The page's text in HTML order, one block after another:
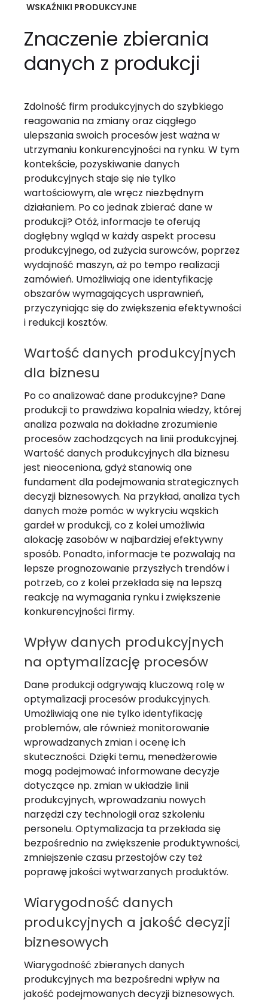
WSKAŹNIKI PRODUKCYJNE
Znaczenie zbierania
danych z produkcji
Zdolność firm produkcyjnych do szybkiego
reagowania na zmiany oraz ciągłego
ulepszania swoich procesów jest ważna w
utrzymaniu konkurencyjności na rynku. W tym
kontekście, pozyskiwanie danych
produkcyjnych staje się nie tylko
wartościowym, ale wręcz niezbędnym
działaniem. Po co jednak zbierać dane w
produkcji? Otóż, informacje te oferują
dogłębny wgląd w każdy aspekt procesu
produkcyjnego, od zużycia surowców, poprzez
wydajność maszyn, aż po tempo realizacji
zamówień. Umożliwiają one identyfikację
obszarów wymagających usprawnień,
przyczyniając się do zwiększenia efektywności
i redukcji kosztów.
Wartość danych produkcyjnych
dla biznesu
Po co analizować dane produkcyjne? Dane
produkcji to prawdziwa kopalnia wiedzy, której
analiza pozwala na dokładne zrozumienie
procesów zachodzących na linii produkcyjnej.
Wartość danych produkcyjnych dla biznesu
jest nieoceniona, gdyż stanowią one
fundament dla podejmowania strategicznych
decyzji biznesowych. Na przykład, analiza tych
danych może pomóc w wykryciu wąskich
gardeł w produkcji, co z kolei umożliwia
alokację zasobów w najbardziej efektywny
sposób. Ponadto, informacje te pozwalają na
lepsze prognozowanie przyszłych trendów i
potrzeb, co z kolei przekłada się na lepszą
reakcję na wymagania rynku i zwiększenie
konkurencyjności firmy.
Wpływ danych produkcyjnych
na optymalizację procesów
Dane produkcji odgrywają kluczową rolę w
optymalizacji procesów produkcyjnych.
Umożliwiają one nie tylko identyfikację
problemów, ale również monitorowanie
wprowadzanych zmian i ocenę ich
skuteczności. Dzięki temu, menedżerowie
mogą podejmować informowane decyzje
dotyczące np. zmian w układzie linii
produkcyjnych, wprowadzaniu nowych
narzędzi czy technologii oraz szkoleniu
personelu. Optymalizacja ta przekłada się
bezpośrednio na zwiększenie produktywności,
zmniejszenie czasu przestojów czy też
poprawę jakości wytwarzanych produktów.
Wiarygodność danych
produkcyjnych a jakość decyzji
biznesowych
Wiarygodność zbieranych danych
produkcyjnych ma bezpośredni wpływ na
jakość podejmowanych decyzji biznesowych.